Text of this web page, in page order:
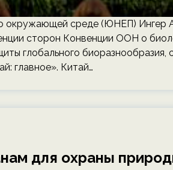
среде (ЮНЕП) Ингер
сторон Конвенции ООН о
глобального
главное». Китай…
для охраны